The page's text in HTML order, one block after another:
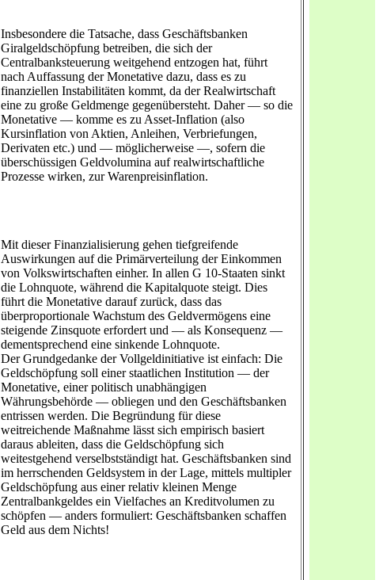
Insbesondere die Tatsache, dass Geschäftsbanken
Giralgeldschöpfung betreiben, die sich der
Centralbanksteuerung weitgehend entzogen hat, führt
nach Auffassung der Monetative dazu, dass es zu
finanziellen Instabilitäten kommt, da der Realwirtschaft
eine zu große Geldmenge gegenübersteht. Daher — so die
Monetative — komme es zu Asset-Inflation (also
Kursinflation von Aktien, Anleihen, Verbriefungen,
Derivaten etc.) und — möglicherweise —, sofern die
überschüssigen Geldvolumina auf realwirtschaftliche
Prozesse wirken, zur Warenpreisinflation.
Mit dieser Finanzialisierung gehen tiefgreifende
Auswirkungen auf die Primärverteilung der Einkommen
von Volkswirtschaften einher. In allen G 10-Staaten sinkt
die Lohnquote, während die Kapitalquote steigt. Dies
führt die Monetative darauf zurück, dass das
überproportionale Wachstum des Geldvermögens eine
steigende Zinsquote erfordert und — als Konsequenz —
dementsprechend eine sinkende Lohnquote.
Der Grundgedanke der Vollgeldinitiative ist einfach: Die
Geldschöpfung soll einer staatlichen Institution — der
Monetative, einer politisch unabhängigen
Währungsbehörde — obliegen und den Geschäftsbanken
entrissen werden. Die Begründung für diese
weitreichende Maßnahme lässt sich empirisch basiert
daraus ableiten, dass die Geldschöpfung sich
weitestgehend verselbstständigt hat. Geschäftsbanken sind
im herrschenden Geldsystem in der Lage, mittels multipler
Geldschöpfung aus einer relativ kleinen Menge
Zentralbankgeldes ein Vielfaches an Kreditvolumen zu
schöpfen — anders formuliert: Geschäftsbanken schaffen
Geld aus dem Nichts!